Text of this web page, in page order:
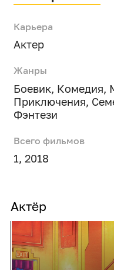
Карьера
Актер
Жанры
Боевик, Комедия,
Приключения,
Фэнтези
Всего фильмов
1, 2018
Актёр